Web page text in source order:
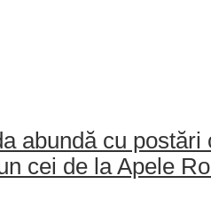
abundă cu
cei de la Apele